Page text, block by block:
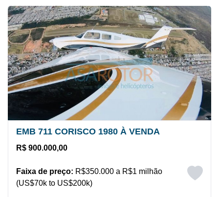
EMB 711 CORISCO 1980 À VENDA
R$ 900.000,00
Faixa de preço: R$350.000 a R$1 milhão
(US$70k to US$200k)